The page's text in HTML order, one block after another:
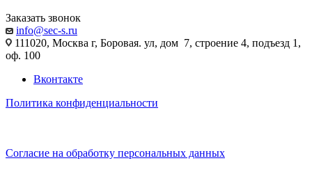
Заказать звонок
info@sec-s.ru
111020, Москва г, Боровая. ул, дом 7, строение 4, подъезд 1,
оф. 100
Вконтакте
Политика конфиденциальности
Согласие на обработку персональных данных